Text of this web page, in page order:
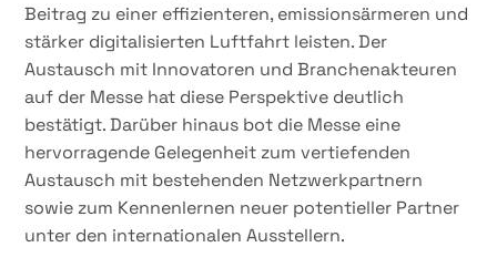
Beitrag zu einer effizienteren, emissionsärmeren und
stärker digitalisierten Luftfahrt leisten. Der
Austausch mit Innovatoren und Branchenakteuren
auf der Messe hat diese Perspektive deutlich
bestätigt. Darüber hinaus bot die Messe eine
hervorragende Gelegenheit zum vertiefenden
Austausch mit bestehenden Netzwerkpartnern
sowie zum Kennenlernen neuer potentieller Partner
unter den internationalen Ausstellern.